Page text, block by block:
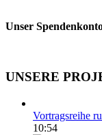
Unser
UNSERE
Vortragsreihe
10:54